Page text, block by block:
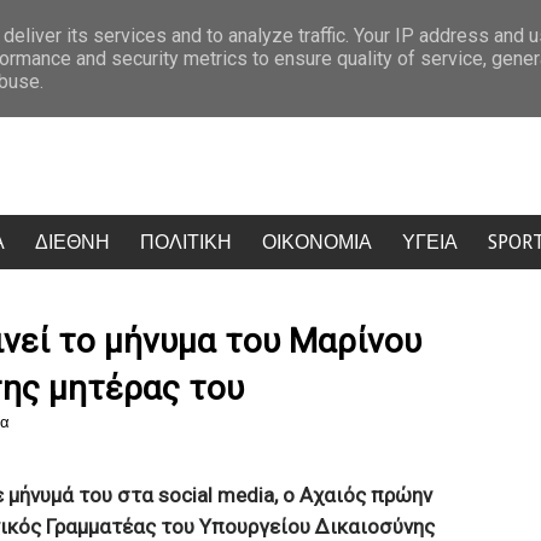
Δύο ακόμη στελέχη αποχωρούν καταγγέλλοντας κλειστό σύστημα
ΔΙΕΘΝΗ ΠΟΛΙΤΙΚΗ ΟΙΚΟΝΟΜΙΑ ΥΓΕΙΑ
το μήνυμα του Μαρίνου
μητέρας του
μήνυμά του στα social media, ο Αχαιός πρώην
Γραμματέας του Υπουργείου Δικαιοσύνης
its services and to analyze traffic. Your IP address and
and security metrics to ensure quality of service,